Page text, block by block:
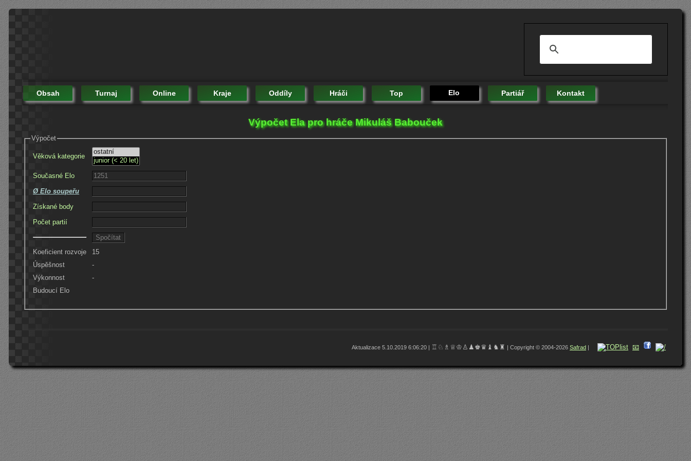
Obsah Turnaj Online Kraje Oddíly Hráči Top Elo Partiář Kontakt
Výpočet Ela pro hráče Mikuláš Babouček
Výpočet
Věková kategorie
Současné Elo
Ø Elo soupeřu
Získané body
Počet partií
Koeficient rozvoje
15
Úspěšnost
-
Výkonnost
-
Budoucí Elo
Aktualizace 5.10.2019 6:06:20 | ♖♘♗♕♔♙♟♚♛♝♞♜ | Copyright © 2004-2026 Safrad | 📧